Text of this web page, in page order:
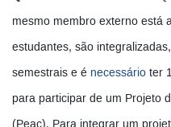
mesmo membro externo está
estudantes, são
semestrais e é necessário ter
para participar de um Projeto